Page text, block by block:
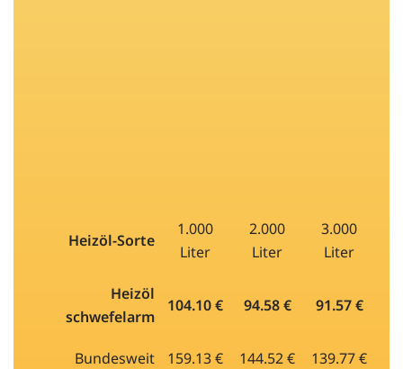
Heizöl-Sorte
1.000
Liter
2.000
Liter
3.000
Liter
Heizöl
schwefelarm
104.10 € 94.58 € 91.57 €
Bundesweit 159.13 € 144.52 € 139.77 €